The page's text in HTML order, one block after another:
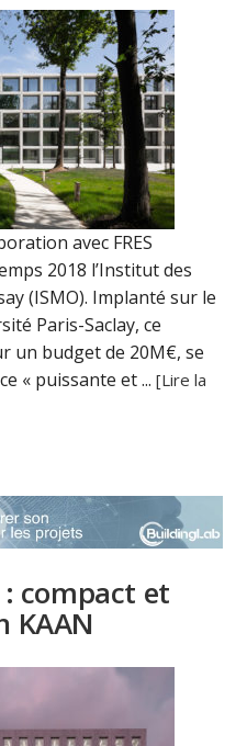
avec FRES
2018 l’Institut des
(ISMO). Implanté sur le
Paris-Saclay, ce
un budget de 20M€, se
« puissante et ...[Lire la
compact et
KAAN